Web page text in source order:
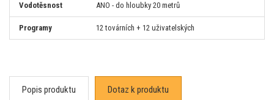
Vodotěsnost ANO - do hloubky 20 metrů
Programy 12 továrních + 12 uživatelských
Popis produktu Dotaz k produktu